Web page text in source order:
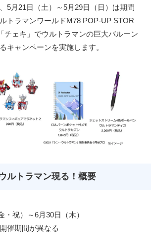
5月21日（土）～5月29日（日）は期間
トラマンワールドM78 POP-UP STOR
チェキ」でウルトラマンの巨大バルーン
キャンペーンを実施します。
ルトラマン現る！概要
・祝）～6月30日（木）
催期間が異なる